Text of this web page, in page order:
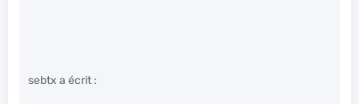
sebtx a écrit :